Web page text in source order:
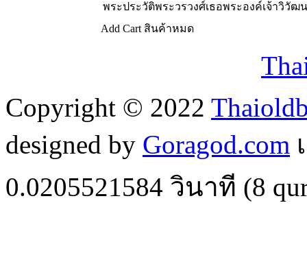
พระประวัติพระวรวงศ์เธอพระองค์เจ้าวิวัฒ
Add Cart สินค้าหมด
Copyright © 2022
designed by Goragod.com
0.0205521584 วินาที (8